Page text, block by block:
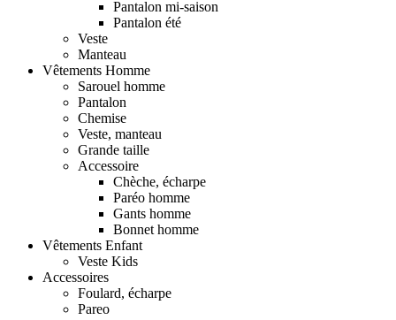
Pantalon mi-saison
Pantalon été
Veste
Manteau
Vêtements Homme
Sarouel homme
Pantalon
Chemise
Veste, manteau
Grande taille
Accessoire
Chèche, écharpe
Paréo homme
Gants homme
Bonnet homme
Vêtements Enfant
Veste Kids
Accessoires
Foulard, écharpe
Pareo